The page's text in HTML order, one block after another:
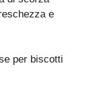
e
per biscotti